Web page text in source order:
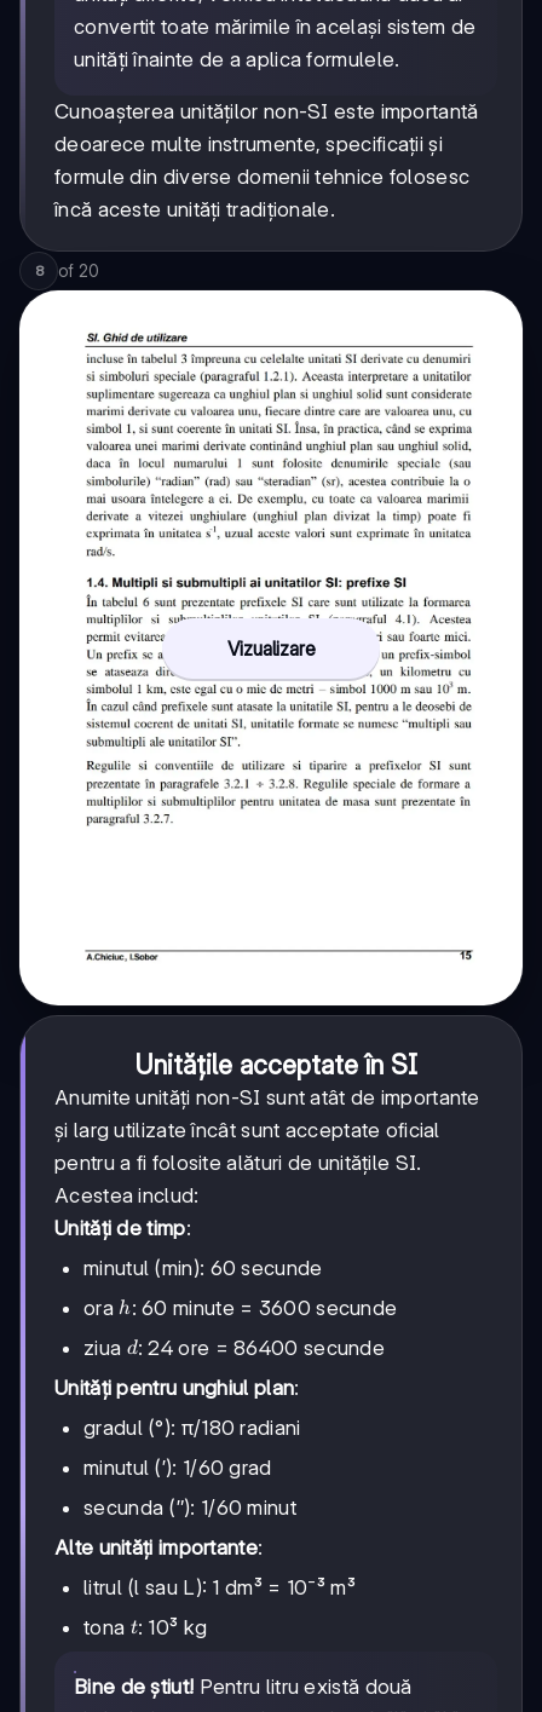
convertit toate mărimile în același sistem de
unități înainte de a aplica formulele.
Cunoașterea unităților non-SI este importantă
deoarece multe instrumente, specificații și
formule din diverse domenii tehnice folosesc
încă aceste unități tradiționale.
8 of 20
Vizualizare
Unitățile acceptate în SI
Anumite unități non-SI sunt atât de importante
și larg utilizate încât sunt acceptate oficial
pentru a fi folosite alături de unitățile SI.
Acestea includ:
Unități de timp:
minutul (min): 60 secunde
orah
h: 60 minute = 3600 secunde
ziua d
d: 24 ore = 86400 secunde
Unități pentru unghiul plan:
gradul (°): π/180 radiani
minutul (′): 1/60 grad
secunda (″): 1/60 minut
Alte unități importante:
litrul (l sau L): 1 dm³ = 10⁻³ m³
tona t
t: 10³ kg
Bine de știut! Pentru litru există două